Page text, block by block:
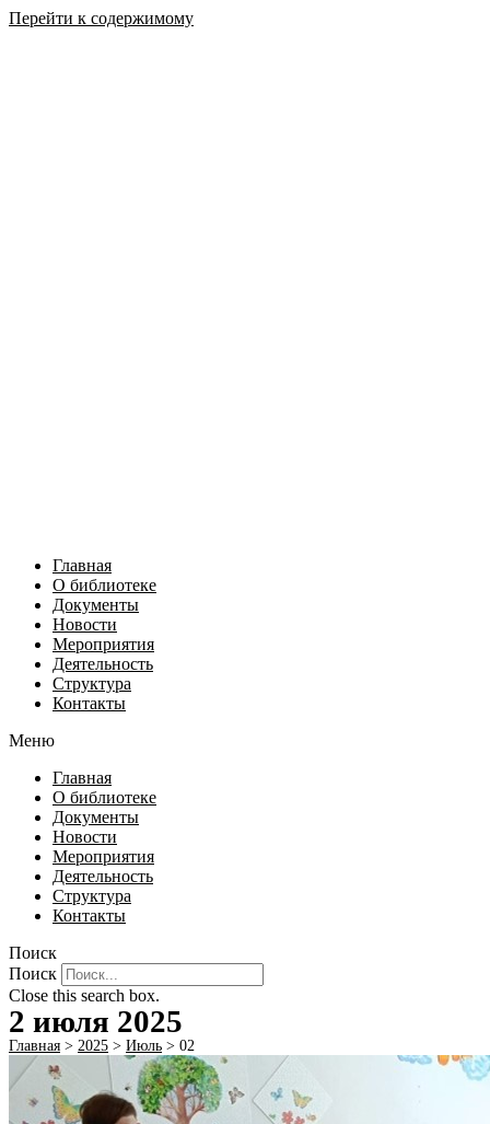
Перейти к содержимому
Главная
О библиотеке
Документы
Новости
Мероприятия
Деятельность
Структура
Контакты
Меню
Главная
О библиотеке
Документы
Новости
Мероприятия
Деятельность
Структура
Контакты
Поиск
Поиск
Close this search box.
2 июля 2025
Главная > 2025 > Июль > 02